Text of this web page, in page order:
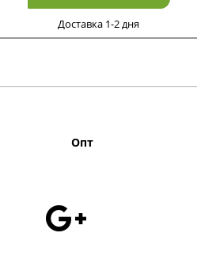
Доставка 1-2 дня
Опт